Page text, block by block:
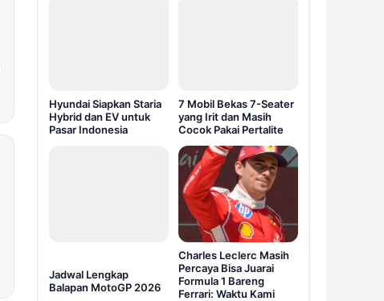
Hyundai Siapkan Staria
Hybrid dan EV untuk
Pasar Indonesia
7 Mobil Bekas 7-Seater
yang Irit dan Masih
Cocok Pakai Pertalite
Jadwal Lengkap
Balapan MotoGP 2026
Charles Leclerc Masih
Percaya Bisa Juarai
Formula 1 Bareng
Ferrari: Waktu Kami